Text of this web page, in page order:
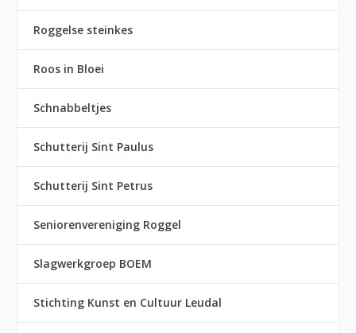
Roggelse steinkes
Roos in Bloei
Schnabbeltjes
Schutterij Sint Paulus
Schutterij Sint Petrus
Seniorenvereniging Roggel
Slagwerkgroep BOEM
Stichting Kunst en Cultuur Leudal